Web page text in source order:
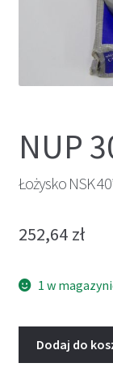
NUP
Łożysko NSK
252,64 zł
1 w
Dodaj do